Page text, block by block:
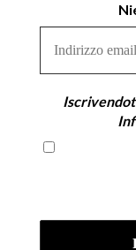
email